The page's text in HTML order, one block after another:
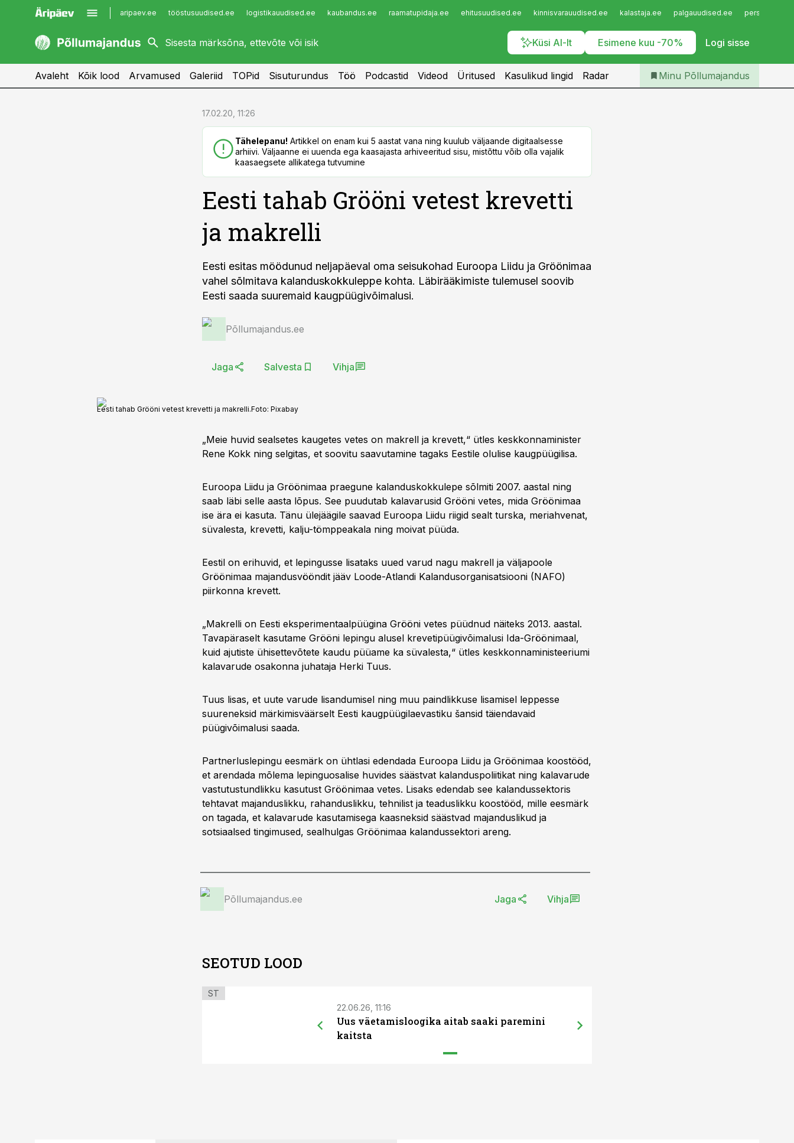
aripaev.ee tööstusuudised.ee logistikauudised.ee kaubandus.ee raamatupidaja.ee ehitusuudised.ee kinnisvarauudised.ee kalastaja.ee palgauudised.ee
Küsi AI-lt Esimene kuu -70% Logi sisse
kaubandus.ee
kinnisvarauudised.ee
imelineajalugu.ee
Infopank
Iseteenindus
Telli Põllumajandus
Avaleht Kõik lood Arvamused Galeriid TOPid Sisuturundus Töö Podcastid Videod Üritused Kasulikud lingid Radar Minu Põllumajandus
17.02.20, 11:26
Tähelepanu! Artikkel on enam kui 5 aastat vana ning kuulub väljaande digitaalsesse
arhiivi. Väljaanne ei uuenda ega kaasajasta arhiveeritud sisu, mistõttu võib olla vajalik
kaasaegsete allikatega tutvumine
Eesti tahab Grööni vetest krevetti
ja makrelli
Eesti esitas möödunud neljapäeval oma seisukohad Euroopa Liidu ja Gröönimaa
vahel sõlmitava kalanduskokkuleppe kohta. Läbirääkimiste tulemusel soovib
Eesti saada suuremaid kaugpüügivõimalusi.
Põllumajandus.ee
Jaga Salvesta Vihja
Eesti tahab Grööni vetest krevetti ja makrelli.Foto: Pixabay
„Meie huvid sealsetes kaugetes vetes on makrell ja krevett,“ ütles keskkonnaminister
Rene Kokk ning selgitas, et soovitu saavutamine tagaks Eestile olulise kaugpüügilisa.
Euroopa Liidu ja Gröönimaa praegune kalanduskokkulepe sõlmiti 2007. aastal ning
saab läbi selle aasta lõpus. See puudutab kalavarusid Grööni vetes, mida Gröönimaa
ise ära ei kasuta. Tänu ülejäägile saavad Euroopa Liidu riigid sealt turska, meriahvenat,
süvalesta, krevetti, kalju-tömppeakala ning moivat püüda.
Eestil on erihuvid, et lepingusse lisataks uued varud nagu makrell ja väljapoole
Gröönimaa majandusvööndit jääv Loode-Atlandi Kalandusorganisatsiooni (NAFO)
piirkonna krevett.
„Makrelli on Eesti eksperimentaalpüügina Grööni vetes püüdnud näiteks 2013. aastal.
Tavapäraselt kasutame Grööni lepingu alusel krevetipüügivõimalusi Ida-Gröönimaal,
kuid ajutiste ühisettevõtete kaudu püüame ka süvalesta,“ ütles keskkonnaministeeriumi
kalavarude osakonna juhataja Herki Tuus.
Tuus lisas, et uute varude lisandumisel ning muu paindlikkuse lisamisel leppesse
suureneksid märkimisväärselt Eesti kaugpüügilaevastiku šansid täiendavaid
püügivõimalusi saada.
Partnerluslepingu eesmärk on ühtlasi edendada Euroopa Liidu ja Gröönimaa koostööd,
et arendada mõlema lepinguosalise huvides säästvat kalanduspoliitikat ning kalavarude
vastutustundlikku kasutust Gröönimaa vetes. Lisaks edendab see kalandussektoris
tehtavat majanduslikku, rahanduslikku, tehnilist ja teaduslikku koostööd, mille eesmärk
on tagada, et kalavarude kasutamisega kaasneksid säästvad majanduslikud ja
sotsiaalsed tingimused, sealhulgas Gröönimaa kalandussektori areng.
Põllumajandus.ee Jaga Vihja
SEOTUD LOOD
ST
22.06.26, 11:16
Uus väetamisloogika aitab saaki paremini
kaitsta